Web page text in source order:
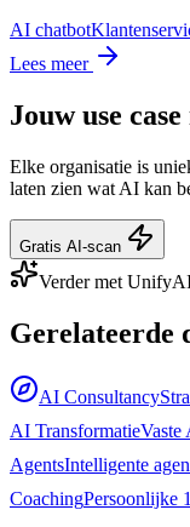
AI chatbot
Lees meer
Jouw use
Elke organisatie is
laten zien wat AI kan
Gratis AI-scan
Verder met
Gerelateerde
AI Consultancy
AI TransformatieVaste
AgentsIntelligente
CoachingPersoonlijke